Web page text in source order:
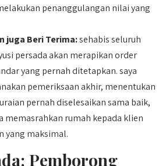
penanggulangan nilai yang
juga Beri Terima:sehabis seluruh
persada akan merapikan order
yang pernah ditetapkan. saya
pemeriksaan akhir, menentukan
pernah diselesaikan sama baik,
memasrahkan rumah kepada klien
yang maksimal.
Pemborong